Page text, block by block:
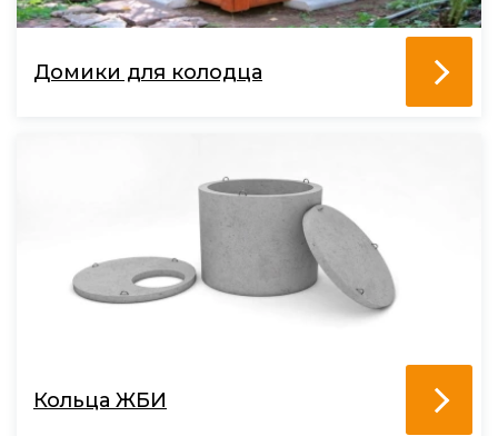
Домики для колодца
Кольца ЖБИ